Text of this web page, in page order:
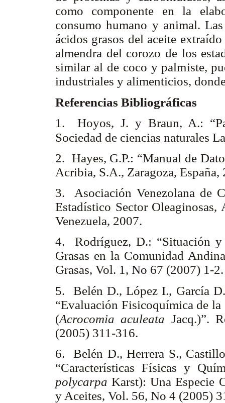
como componente en la
consumo humano y animal.
ácidos grasos del aceite
almendra del corozo de los
similar al de coco y palmiste,
industriales y alimenticios,
Referencias Bibliográficas
1. Hoyos, J. y Braun, A.:
Sociedad de ciencias naturales
2. Hayes, G.P.: “Manual de
Acribia, S.A., Zaragoza,
3. Asociación Venezolana de
Estadístico Sector Oleaginosas,
Venezuela, 2007.
4. Rodríguez, D.: “Situación y
Grasas en la Comunidad
Grasas, Vol. 1, No 67 (2007) 1-
5. Belén D., López I., García
“Evaluación Fisicoquímica de
(Acrocomia aculeata Jacq.)”.
(2005) 311-316.
6. Belén D., Herrera S.,
“Características Físicas y
polycarpa Karst): Una Especie
y Aceites, Vol. 56, No 4 (2005)